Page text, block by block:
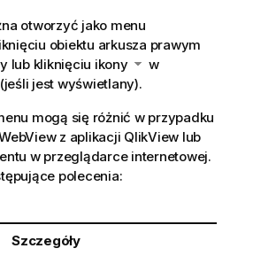
otworzyć jako menu
obiektu arkusza prawym
lub kliknięciu ikony
w
jest wyświetlany).
mogą się różnić w przypadku
z aplikacji QlikView lub
w przeglądarce internetowej.
polecenia:
Szczegóły